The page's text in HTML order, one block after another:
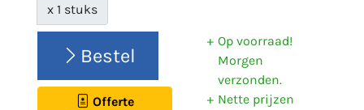
x 1 stuks
Bestel
Offerte
Op voorraad!
Morgen
verzonden.
Nette prijzen